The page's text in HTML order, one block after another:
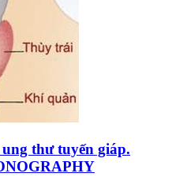
ung thư tuyến giáp.